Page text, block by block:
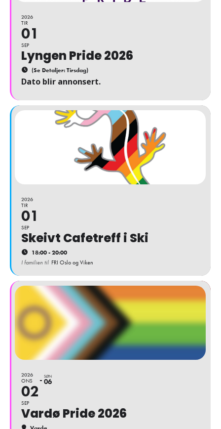
2026
TIR
01
SEP
Lyngen Pride 2026
(Se Detaljer: Tirsdag)
Dato blir annonsert.
2026
TIR
01
SEP
Skeivt Cafetreff i Ski
18:00 - 20:00
I familien til FRI Oslo og Viken
2026
ONS
02
SEP
SØN
06
Vardø Pride 2026